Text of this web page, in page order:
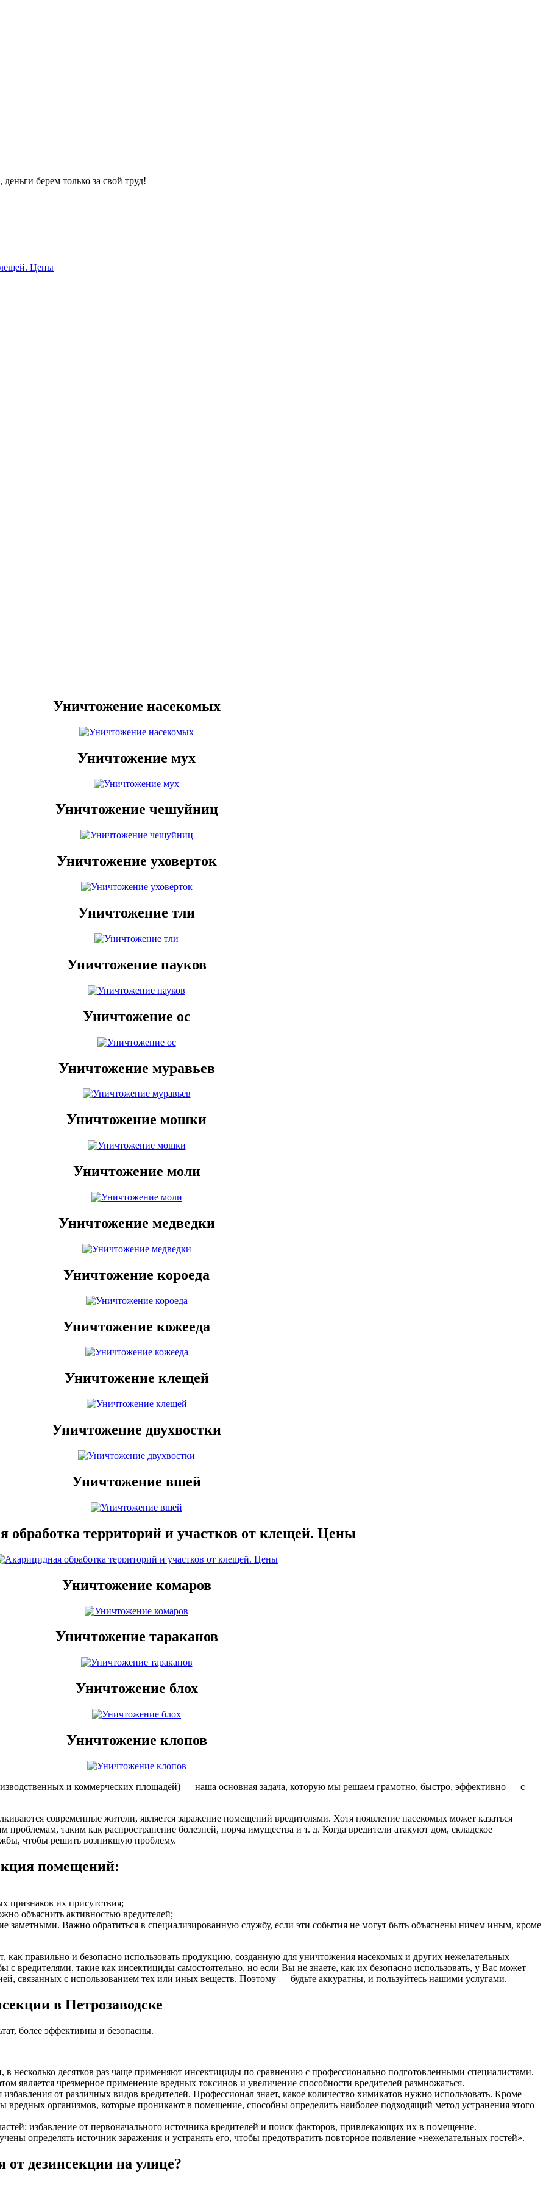
берем только за свой труд!
Цены
Уничтожение насекомых
Уничтожение мух
Уничтожение чешуйниц
Уничтожение уховерток
Уничтожение тли
Уничтожение пауков
Уничтожение ос
Уничтожение муравьев
Уничтожение мошки
Уничтожение моли
Уничтожение медведки
Уничтожение короеда
Уничтожение кожееда
Уничтожение клещей
Уничтожение двухвостки
Уничтожение вшей
обработка территорий и участков от клещей. Цены
Уничтожение комаров
Уничтожение тараканов
Уничтожение блох
Уничтожение клопов
и коммерческих площадей) — наша основная задача, которую мы решаем грамотно, быстро, эффективно — с
современные жители, является заражение помещений вредителями. Хотя появление насекомых может казаться
таким как распространение болезней, порча имущества и т. д. Когда вредители атакуют дом, складское
чтобы решить возникшую проблему.
помещений:
признаков их присутствия;
объяснить активностью вредителей;
заметными. Важно обратиться в специализированную службу, если эти события не могут быть объяснены ничем иным, кроме
правильно и безопасно использовать продукцию, созданную для уничтожения насекомых и других нежелательных
вредителями, такие как инсектициды самостоятельно, но если Вы не знаете, как их безопасно использовать, у Вас может
связанных с использованием тех или иных веществ. Поэтому — будьте аккуратны, и пользуйтесь нашими услугами.
в Петрозаводске
более эффективны и безопасны.
несколько десятков раз чаще применяют инсектициды по сравнению с профессионально подготовленными специалистами.
является чрезмерное применение вредных токсинов и увеличение способности вредителей размножаться.
от различных видов вредителей. Профессионал знает, какое количество химикатов нужно использовать. Кроме
вредных организмов, которые проникают в помещение, способны определить наиболее подходящий метод устранения этого
избавление от первоначального источника вредителей и поиск факторов, привлекающих их в помещение.
определять источник заражения и устранять его, чтобы предотвратить повторное появление «нежелательных гостей».
дезинсекции на улице?